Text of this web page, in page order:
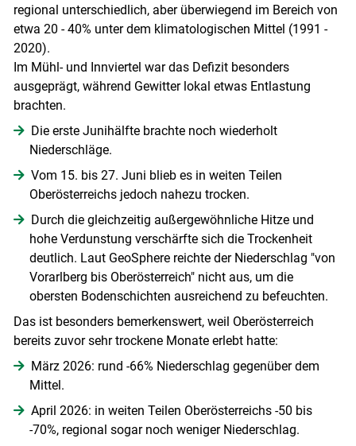
regional unterschiedlich, aber überwiegend im Bereich von
etwa 20 - 40% unter dem klimatologischen Mittel (1991 -
2020).
Im Mühl- und Innviertel war das Defizit besonders
ausgeprägt, während Gewitter lokal etwas Entlastung
brachten.
Die erste Junihälfte brachte noch wiederholt
Niederschläge.
Vom 15. bis 27. Juni blieb es in weiten Teilen
Oberösterreichs jedoch nahezu trocken.
Durch die gleichzeitig außergewöhnliche Hitze und
hohe Verdunstung verschärfte sich die Trockenheit
deutlich. Laut GeoSphere reichte der Niederschlag "von
Vorarlberg bis Oberösterreich" nicht aus, um die
obersten Bodenschichten ausreichend zu befeuchten.
Das ist besonders bemerkenswert, weil Oberösterreich
bereits zuvor sehr trockene Monate erlebt hatte:
März 2026: rund -66% Niederschlag gegenüber dem
Mittel.
April 2026: in weiten Teilen Oberösterreichs -50 bis
-70%, regional sogar noch weniger Niederschlag.